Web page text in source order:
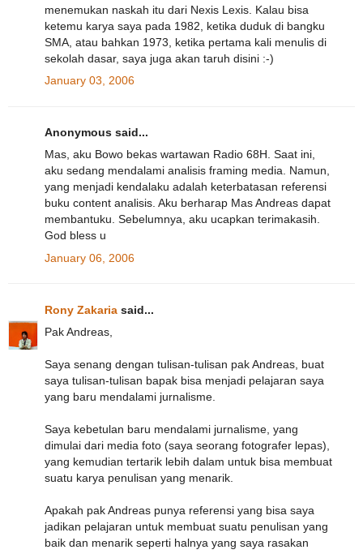
menemukan naskah itu dari Nexis Lexis. Kalau bisa
ketemu karya saya pada 1982, ketika duduk di bangku
SMA, atau bahkan 1973, ketika pertama kali menulis di
sekolah dasar, saya juga akan taruh disini :-)
January 03, 2006
Anonymous said...
Mas, aku Bowo bekas wartawan Radio 68H. Saat ini,
aku sedang mendalami analisis framing media. Namun,
yang menjadi kendalaku adalah keterbatasan referensi
buku content analisis. Aku berharap Mas Andreas dapat
membantuku. Sebelumnya, aku ucapkan terimakasih.
God bless u
January 06, 2006
Rony Zakaria said...
Pak Andreas,
Saya senang dengan tulisan-tulisan pak Andreas, buat
saya tulisan-tulisan bapak bisa menjadi pelajaran saya
yang baru mendalami jurnalisme.
Saya kebetulan baru mendalami jurnalisme, yang
dimulai dari media foto (saya seorang fotografer lepas),
yang kemudian tertarik lebih dalam untuk bisa membuat
suatu karya penulisan yang menarik.
Apakah pak Andreas punya referensi yang bisa saya
jadikan pelajaran untuk membuat suatu penulisan yang
baik dan menarik seperti halnya yang saya rasakan